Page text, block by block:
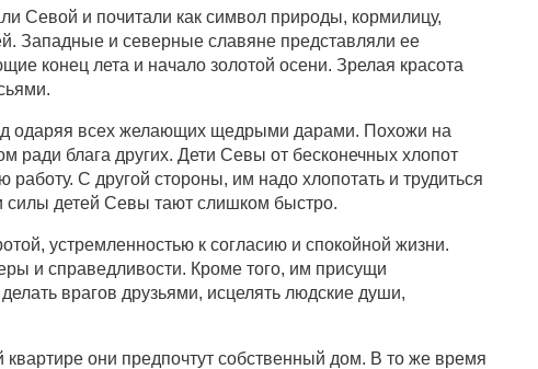
Севой и почитали как символ природы, кормилицу,
Западные и северные славяне представляли ее
конец лета и начало золотой осени. Зрелая красота
одаряя всех желающих щедрыми дарами. Похожи на
ради блага других. Дети Севы от бесконечных хлопот
С другой стороны, им надо хлопотать и трудиться
силы детей Севы тают слишком быстро.
устремленностью к согласию и спокойной жизни.
и справедливости. Кроме того, им присущи
врагов друзьями, исцелять людские души,
они предпочтут собственный дом. В то же время